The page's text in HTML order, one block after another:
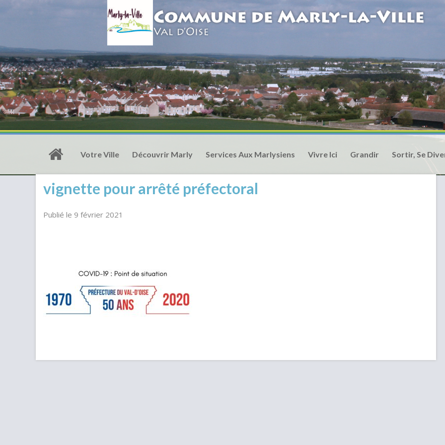
Votre Ville Découvrir Marly Services Aux Marlysiens Vivre Ici Grandir Sortir, Se
vignette pour arrêté préfectoral
Publié le 9 février 2021